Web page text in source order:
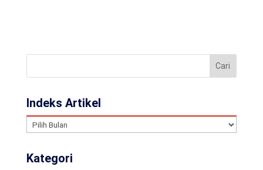
Indeks Artikel
Indeks
Kategori